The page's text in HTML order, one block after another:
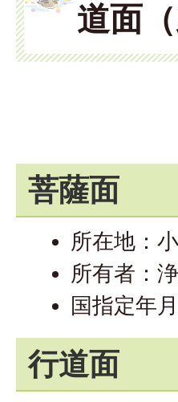
道面（
菩薩面
所在地：
所有者：
国指定年
行道面